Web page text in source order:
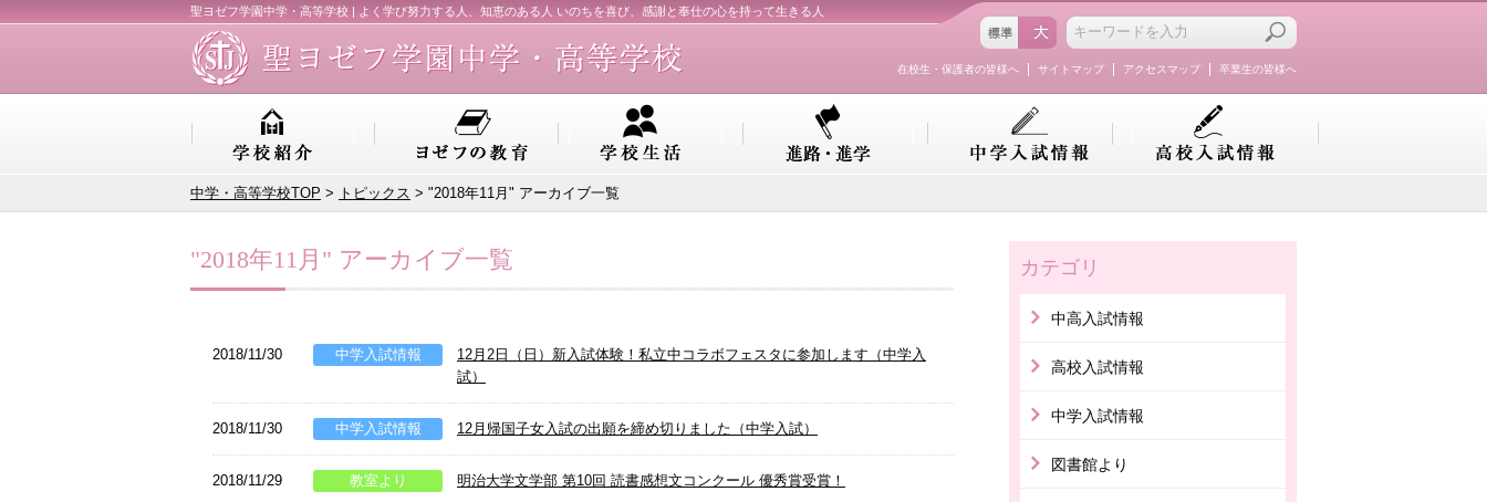
聖ヨゼフ学園中学・高等学校 | よく学び努力する人、知恵のある人 いのちを喜び、感謝と奉仕の心を持って生きる人
卒業生の皆様へ
アクセスマップ
サイトマップ
在校生・保護者の皆様へ
中学・高等学校TOP > トピックス > "2018年11月" アーカイブ一覧
"2018年11月" アーカイブ一覧
2018/11/30 中学入試情報
12月2日（日）新入試体験！私立中コラボフェスタに参加します（中学入
試）
2018/11/30 中学入試情報 12月帰国子女入試の出願を締め切りました（中学入試）
2018/11/29 教室より 明治大学文学部 第10回 読書感想文コンクール 優秀賞受賞！
カテゴリ
中高入試情報
高校入試情報
中学入試情報
図書館より